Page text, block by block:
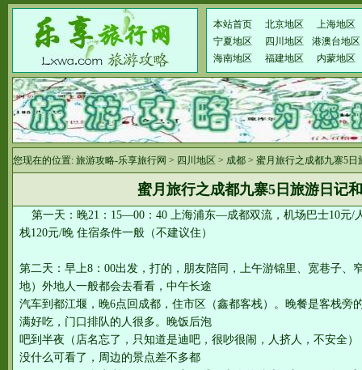
本站首页 北京地区
上海地区
宁夏地区
四川地区
港澳台地区
海南地区
福建地区 内蒙地区
您现在的位置: 旅游攻略-乐享旅行网 > 四川地区 > 成都 > 蜜月旅行之成都九寨5日
蜜月旅行之成都九寨5日旅游日记
第一天：晚21：15—00：40 上海浦东—成都双流，机场巴士10元/
栈120元/晚 住宿条件一般（不建议住）
第二天：早上8：00出发，打的，朋友陪同，上午游锦里、宽巷子、
地）外地人一般都会去看看，中午长途
汽车到都江堰，晚6点回成都，住市区（鑫都客栈）。晚餐是客栈旁
满好吃，门口排队的人很多。晚饭后泡
吧到半夜（店名忘了，只知道是迪吧，很吵很闹，人挤人，不安全
没什么可看了，周边的景点差不多都